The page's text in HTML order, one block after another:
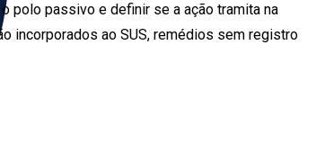
polo passivo e definir se a ação tramita na
incorporados ao SUS, remédios sem registro